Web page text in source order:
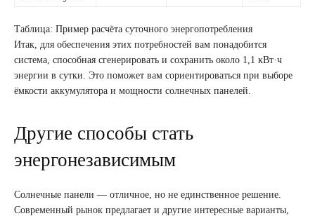
Таблица: Пример расчёта суточного энергопотребления
Итак, для обеспечения этих потребностей вам понадобится
система, способная сгенерировать и сохранить около 1,1 кВт·ч
энергии в сутки. Это поможет вам сориентироваться при выборе
ёмкости аккумулятора и мощности солнечных панелей.
Другие способы стать
энергонезависимым
Солнечные панели — отличное, но не единственное решение.
Современный рынок предлагает и другие интересные варианты,